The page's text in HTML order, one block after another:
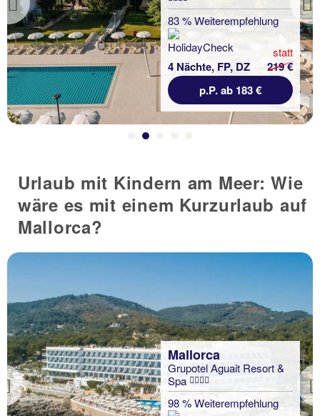
Previous 83 % Weiterempfehlung
4 Nächte, FP, DZ
statt
219 €
p.P. ab 183 €
Urlaub mit Kindern am Meer: Wie
wäre es mit einem Kurzurlaub auf
Mallorca?
Previous
Mallorca
Grupotel Aguait Resort &
Spa
98 % Weiterempfehlung